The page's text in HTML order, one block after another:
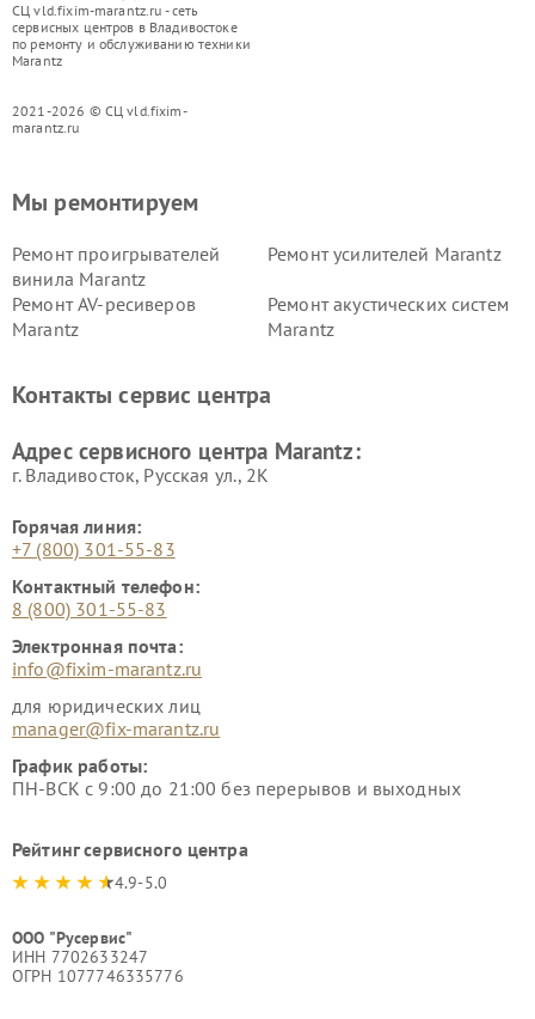
СЦ vld.fixim-marantz.ru - сеть
сервисных центров в Владивостоке
по ремонту и обслуживанию техники
Marantz
2021-2026 © СЦ vld.fixim-
marantz.ru
Мы ремонтируем
Ремонт проигрывателей
винила Marantz
Ремонт усилителей Marantz
Ремонт AV-ресиверов
Marantz
Ремонт акустических систем
Marantz
Контакты сервис центра
Адрес сервисного центра Marantz:
г. Владивосток, Русская ул., 2К
Горячая линия:
+7 (800) 301-55-83
Контактный телефон:
8 (800) 301-55-83
Электронная почта:
info@fixim-marantz.ru
для юридических лиц
manager@fix-marantz.ru
График работы:
ПН-ВСК с 9:00 до 21:00 без перерывов и выходных
Рейтинг сервисного центра
4.9-5.0
ООО "Русервис"
ИНН 7702633247
ОГРН 1077746335776